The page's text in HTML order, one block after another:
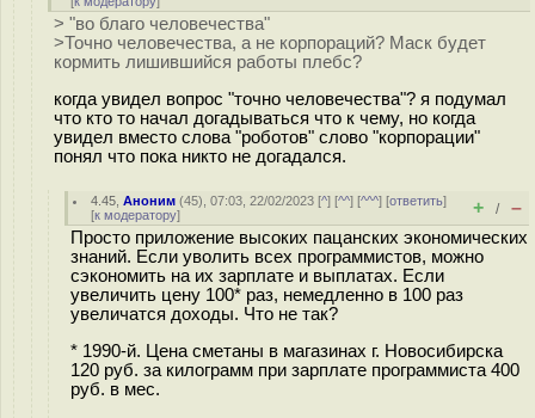
> "во благо человечества"
>Точно человечества, а не корпораций? Маск будет
кормить лишившийся работы плебс?
когда увидел вопрос "точно человечества"? я подумал
что кто то начал догадываться что к чему, но когда
увидел вместо слова "роботов" слово "корпорации"
понял что пока никто не догадался.
4.45 ,Аноним (45), 07:03, 22/02/2023 [^] [^^] [^^^] [ответить]
[к модератору] + / –
Просто приложение высоких пацанских экономических
знаний. Если уволить всех программистов, можно
сэкономить на их зарплате и выплатах. Если
увеличить цену 100* раз, немедленно в 100 раз
увеличатся доходы. Что не так?
* 1990-й. Цена сметаны в магазинах г. Новосибирска
120 руб. за килограмм при зарплате программиста 400
руб. в мес.